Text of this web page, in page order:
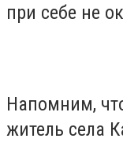
при себе не
Напомним,
житель села